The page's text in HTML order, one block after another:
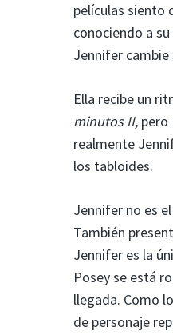
películas siento
conociendo a
Jennifer cambie
Ella recibe un
minutos II, pero
realmente
los tabloides.
Jennifer no es
También
Jennifer es la
Posey se está
llegada. Como
de personaje